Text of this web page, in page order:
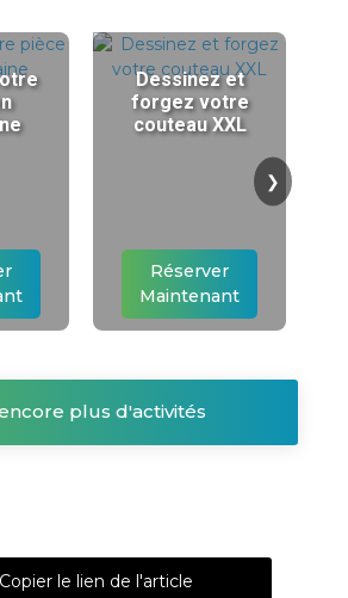
Dessinez et
forgez votre
couteau XXL
Réserver
Maintenant
❯
plus d'activités
Copier le lien de l'article